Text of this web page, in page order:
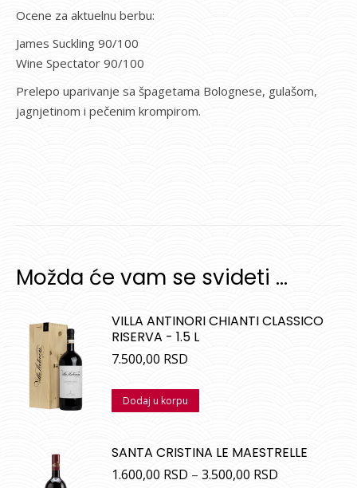
Ocene za aktuelnu berbu:
James Suckling 90/100
Wine Spectator 90/100
Prelepo uparivanje sa špagetama Bolognese, gulašom,
jagnjetinom i pečenim krompirom.
Možda će vam se svideti …
VILLA ANTINORI CHIANTI CLASSICO
RISERVA - 1.5 L
7.500,00 RSD
Dodaj u korpu
SANTA CRISTINA LE MAESTRELLE
1.600,00 RSD – 3.500,00 RSD